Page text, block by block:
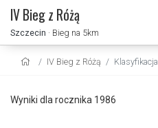
IV Bieg z Różą
Szczecin · Bieg na 5km
IV Bieg z Różą
Wyniki dla rocznika 1986